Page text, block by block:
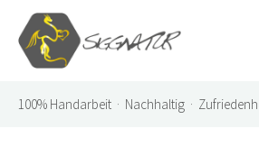
100% Handarbeit · Nachhaltig ·